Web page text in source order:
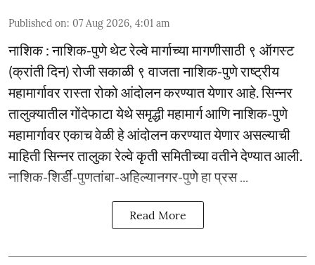
Published on: 07 Aug 2026, 4:01 am
नाशिक : नाशिक-पुणे थेट रेल्वे मार्गाच्या मागणीसाठी ९ ऑगस्ट
(क्रांती दिन) रोजी सकाळी ९ वाजता नाशिक-पुणे राष्ट्रीय
महामार्गावर रास्ता रोको आंदोलन करण्यात येणार आहे. सिन्नर
तालुक्यातील गोंदेफाटा येथे समृद्धी महामार्ग आणि नाशिक-पुणे
महामार्गावर एकाच वेळी हे आंदोलन करण्यात येणार असल्याची
माहिती सिन्नर तालुका रेल्वे कृती समितीच्या वतीने देण्यात आली.
नाशिक-शिर्डी-पुणतांबा-अहिल्यानगर-पुणे हा प्रस ...
Read More